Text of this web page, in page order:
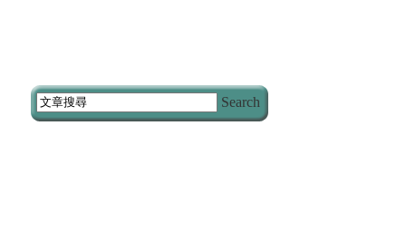
Search